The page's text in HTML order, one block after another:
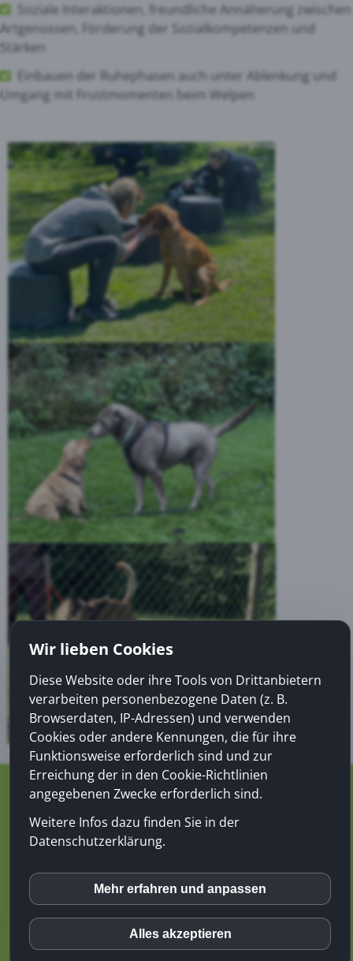
Soziale Interaktionen, freundliche Annäherung zwischen
Artgenossen, Förderung der Sozialkompetenzen und
Stärken
Einbauen der Ruhephasen auch unter Ablenkung und
Umgang mit Frustmomenten beim Welpen
info@mensch-hund-training.ch
Wir lieben Cookies
Diese Website oder ihre Tools von Drittanbietern
verarbeiten personenbezogene Daten (z. B.
Browserdaten, IP-Adressen) und verwenden
Cookies oder andere Kennungen, die für ihre
Funktionsweise erforderlich sind und zur
Erreichung der in den Cookie-Richtlinien
angegebenen Zwecke erforderlich sind.
Weitere Infos dazu finden Sie in der
Datenschutzerklärung.
inCMS
Mehr erfahren und anpassen
Alles akzeptieren